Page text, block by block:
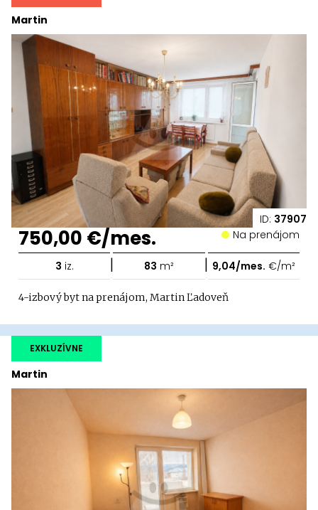
ID: 37907
Martin
750,00 €/mes. Na prenájom
3 iz. | 83 m² | 9,04/mes. €/m²
4-izbový byt na prenájom, Martin Ľadoveň
Martin
EXKLUZÍVNE